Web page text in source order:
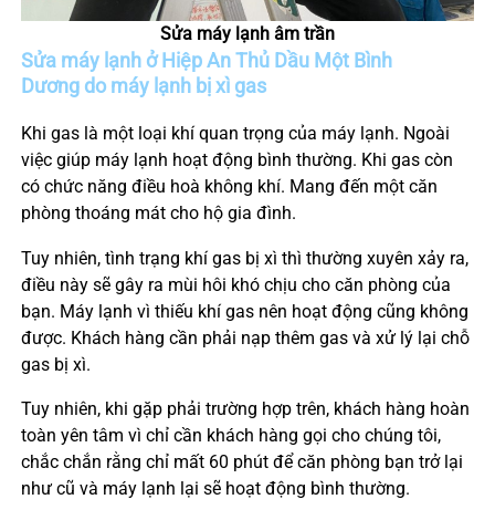
Sửa máy lạnh âm trần
Sửa máy lạnh ở Hiệp AnThủ Dầu Một Bình
Dương do máy lạnh bị xì gas
Khi gas là một loại khí quan trọng của máy lạnh. Ngoài
việc giúp máy lạnh hoạt động bình thường. Khi gas còn
có chức năng điều hoà không khí. Mang đến một căn
phòng thoáng mát cho hộ gia đình.
Tuy nhiên, tình trạng khí gas bị xì thì thường xuyên xảy ra,
điều này sẽ gây ra mùi hôi khó chịu cho căn phòng của
bạn. Máy lạnh vì thiếu khí gas nên hoạt động cũng không
được. Khách hàng cần phải nạp thêm gas và xử lý lại chỗ
gas bị xì.
Tuy nhiên, khi gặp phải trường hợp trên, khách hàng hoàn
toàn yên tâm vì chỉ cần khách hàng gọi cho chúng tôi,
chắc chắn rằng chỉ mất 60 phút để căn phòng bạn trở lại
như cũ và máy lạnh lại sẽ hoạt động bình thường.